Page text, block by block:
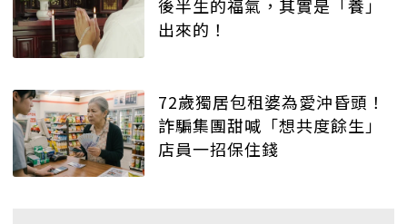
後半生的福氣，其實是「養」
出來的！
72歲獨居包租婆為愛沖昏頭！
詐騙集團甜喊「想共度餘生」
店員一招保住錢